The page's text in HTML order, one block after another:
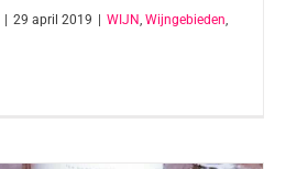
29 april 2019 WIJN, Wijngebieden,